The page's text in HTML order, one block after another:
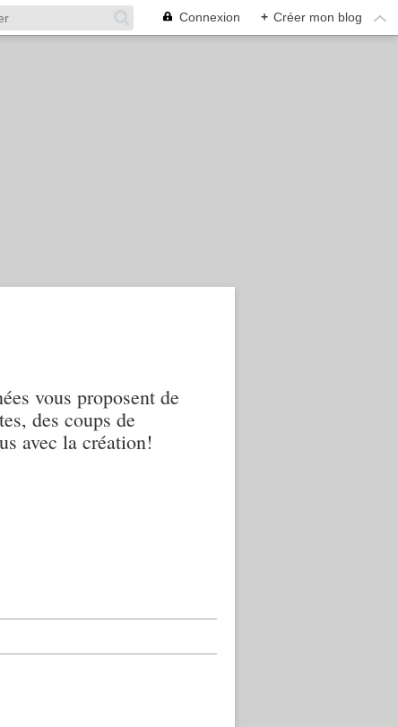
Connexion + Créer mon blog
vous proposent de
des coups de
avec la création!